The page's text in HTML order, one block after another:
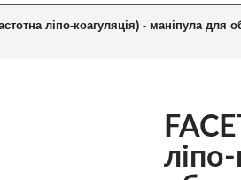
ліпо-коагуляція) - маніпула для